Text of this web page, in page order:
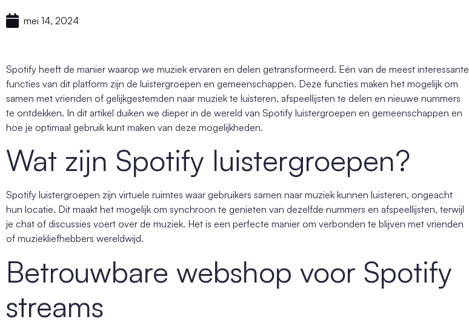
mei 14, 2024
Spotify heeft de manier waarop we muziek ervaren en delen getransformeerd. Eén van de meest interessante
functies van dit platform zijn de luistergroepen en gemeenschappen. Deze functies maken het mogelijk om
samen met vrienden of gelijkgestemden naar muziek te luisteren, afspeellijsten te delen en nieuwe nummers
te ontdekken. In dit artikel duiken we dieper in de wereld van Spotify luistergroepen en gemeenschappen en
hoe je optimaal gebruik kunt maken van deze mogelijkheden.
Wat zijn Spotify luistergroepen?
Spotify luistergroepen zijn virtuele ruimtes waar gebruikers samen naar muziek kunnen luisteren, ongeacht
hun locatie. Dit maakt het mogelijk om synchroon te genieten van dezelfde nummers en afspeellijsten, terwijl
je chat of discussies voert over de muziek. Het is een perfecte manier om verbonden te blijven met vrienden
of muziekliefhebbers wereldwijd.
Betrouwbare webshop voor Spotify
streams